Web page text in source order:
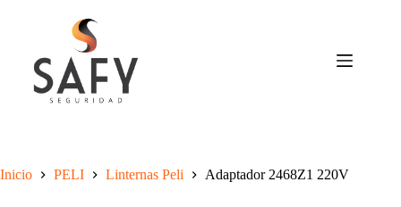
Inicio PELI Linternas Peli Adaptador 2468Z1 220V